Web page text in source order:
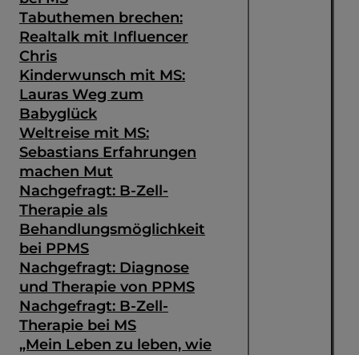
Tabuthemen brechen:
Realtalk mit Influencer
Chris
Kinderwunsch mit MS:
Lauras Weg zum
Babyglück
Weltreise mit MS:
Sebastians Erfahrungen
machen Mut
Nachgefragt: B-Zell-
Therapie als
Behandlungsmöglichkeit
bei PPMS
Nachgefragt: Diagnose
und Therapie von PPMS
Nachgefragt: B-Zell-
Therapie bei MS
„Mein Leben zu leben, wie